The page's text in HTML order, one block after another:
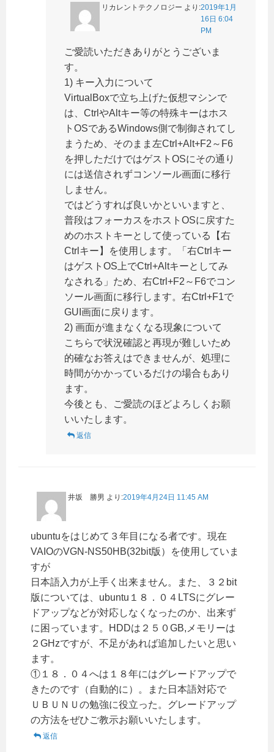
リカレントテクノロジー より:2019年1月
16日 6:04
PM
ご愛読いただきありがとうございま
す。
1) キー入力について
VirtualBoxで立ち上げた仮想マシンで
は、CtrlやAltキー等の特殊キーはホス
トOSであるWindows側で制御されてし
まうため、そのまま左Ctrl+Alt+F2～F6
を押しただけではゲストOSにその通り
には送信されずコンソール画面に移行
しません。
ではどうすれば良いかといいますと、
普段はフォーカスをホストOSに戻すた
めのホストキーとして使っている【右
Ctrlキー】を使用します。「右Ctrlキー
はゲストOS上でCtrl+Altキーとしてみ
なされる」ため、右Ctrl+F2～F6でコン
ソール画面に移行します。右Ctrl+F1で
GUI画面に戻ります。
2) 画面が進まなくなる現象について
こちらで状況確認と再現が難しいため
的確なお答えはできませんが、処理に
時間がかかっているだけの場合もあり
ます。
今後とも、ご愛読のほどよろしくお願
いいたします。
返信
井坂 勝男 より:2019年4月24日 11:45 AM
ubuntuをはじめて３年目になる者です。現在
VAIOのVGN-NS50HB(32bit版）を使用していま
すが
日本語入力が上手く出来ません。また、３２bit
版については、ubuntu１８．０４LTSにグレー
ドアップなどが対応しなくなったのか、出来ず
に困っています。HDDは２５０GB,メモリーは
２GHzですが、不足があれば追加したいと思い
ます。
①１８．０４へは１８年にはグレードアップで
きたのです（自動的に）。また日本語対応で
ＵＢＵＮＵの勉強に役立った。グレードアップ
の方法をぜひご教示お願いいたします。
返信